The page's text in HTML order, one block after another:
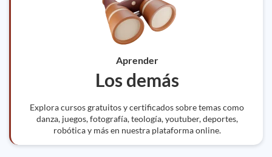
Aprender
Los demás
Explora cursos gratuitos y certificados sobre temas como
danza, juegos, fotografía, teología, youtuber, deportes,
robótica y más en nuestra plataforma online.